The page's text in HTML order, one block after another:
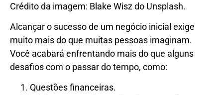
Crédito da imagem: Blake Wisz do Unsplash.
Alcançar o sucesso de um negócio inicial exige
muito mais do que muitas pessoas imaginam.
Você acabará enfrentando mais do que alguns
desafios com o passar do tempo, como:
Questões financeiras.